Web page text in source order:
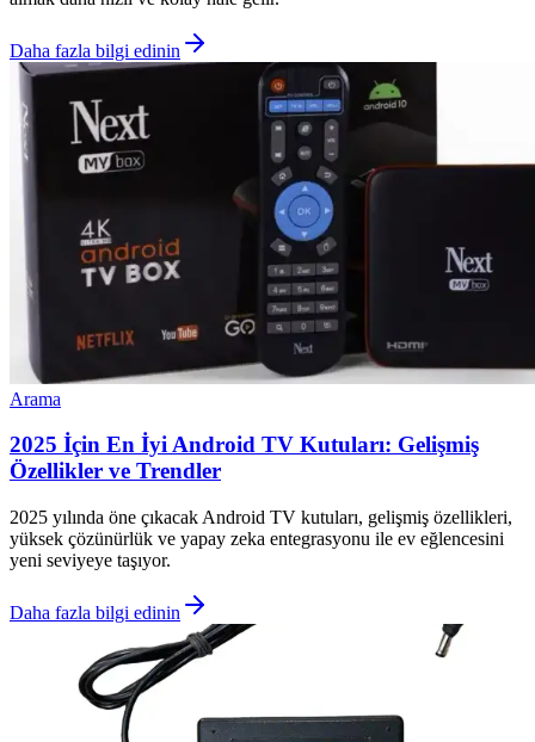
Daha fazla bilgi edinin
Arama
2025 İçin En İyi Android TV Kutuları: Gelişmiş
Özellikler ve Trendler
2025 yılında öne çıkacak Android TV kutuları, gelişmiş özellikleri,
yüksek çözünürlük ve yapay zeka entegrasyonu ile ev eğlencesini
yeni seviyeye taşıyor.
Daha fazla bilgi edinin